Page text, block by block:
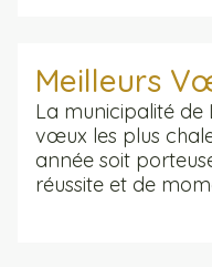
Meilleurs
La municipalité de
vœux les plus
année soit
réussite et de